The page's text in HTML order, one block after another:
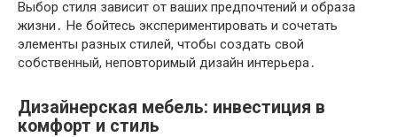
Выбор стиля зависит от ваших предпочтений и образа
жизни․ Не бойтесь экспериментировать и сочетать
элементы разных стилей, чтобы создать свой
собственный, неповторимый дизайн интерьера․
Дизайнерская мебель: инвестиция в
комфорт и стиль